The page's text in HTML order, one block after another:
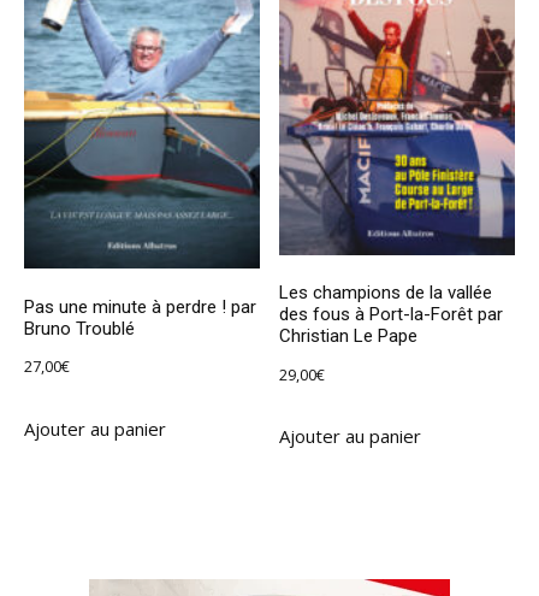
Pas une minute à perdre ! par
Bruno Troublé
27,00€
Ajouter au panier
Les champions de la vallée
des fous à Port-la-Forêt par
Christian Le Pape
29,00€
Ajouter au panier